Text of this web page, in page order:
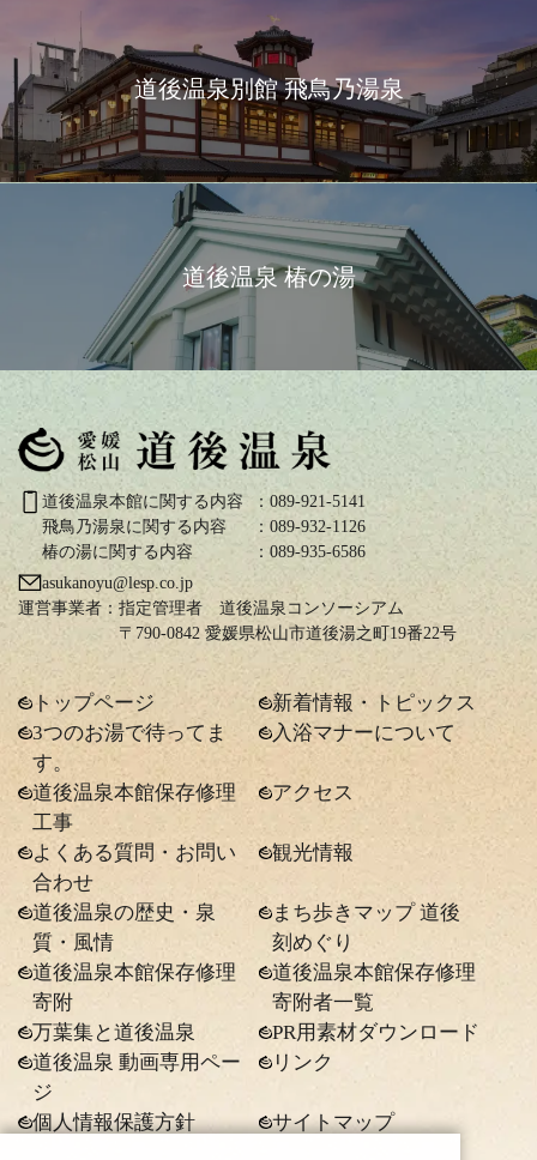
道後温泉別館 飛鳥乃湯泉
道後温泉 椿の湯
道後温泉本館に関する内容
：089-921-5141
飛鳥乃湯泉に関する内容
：089-932-1126
椿の湯に関する内容
：089-935-6586
asukanoyu@lesp.co.jp
運営事業者：指定管理者 道後温泉コンソーシアム
〒790-0842 愛媛県松山市道後湯之町19番22号
トップページ
新着情報・トピックス
3つのお湯で待ってま
す。
入浴マナーについて
道後温泉本館保存修理
工事
アクセス
よくある質問・お問い
合わせ
観光情報
道後温泉の歴史・泉
質・風情
まち歩きマップ 道後
刻めぐり
道後温泉本館保存修理
寄附
道後温泉本館保存修理
寄附者一覧
万葉集と道後温泉
PR用素材ダウンロード
道後温泉 動画専用ペー
ジ
リンク
個人情報保護方針 サイトマップ